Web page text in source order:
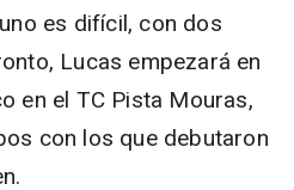
es difícil, con dos
Lucas empezará en
en el TC Pista Mouras,
con los que debutaron